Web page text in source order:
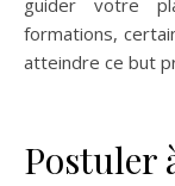
guider votre
formations,
atteindre ce but
Postuler